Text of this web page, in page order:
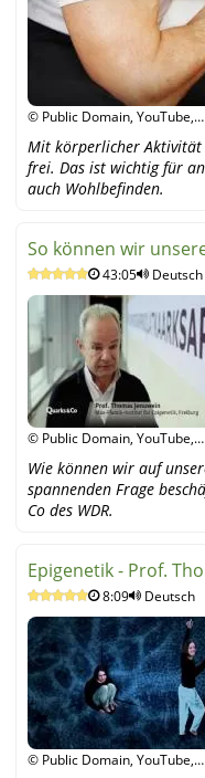
© Public Domain, YouTube,
Mit körperlicher Aktivität
frei. Das ist wichtig für
auch Wohlbefinden.
So können wir
43:05 Deutsch
© Public Domain, YouTube,
Wie können wir auf
spannenden Frage
Co des WDR.
Epigenetik - Prof.
leicht
8:09 Deutsch
© Public Domain, YouTube,